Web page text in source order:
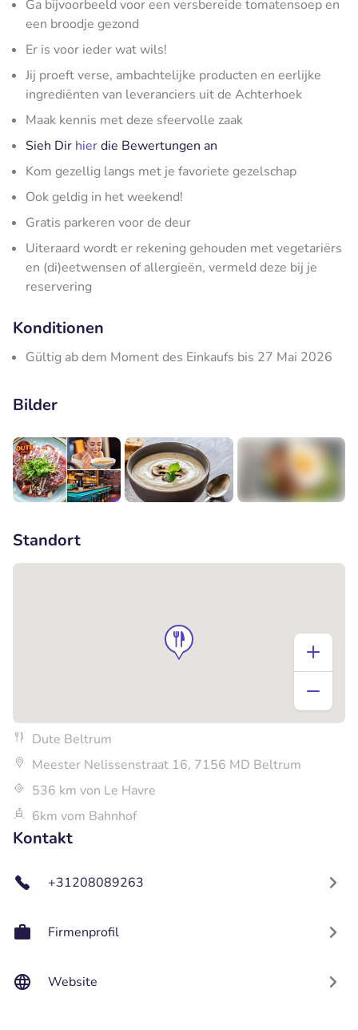
Ga bijvoorbeeld voor een versbereide tomatensoep en
een broodje gezond
Er is voor ieder wat wils!
Jij proeft verse, ambachtelijke producten en eerlijke
ingrediënten van leveranciers uit de Achterhoek
Maak kennis met deze sfeervolle zaak
Sieh Dir hierdie Bewertungen an
Kom gezellig langs met je favoriete gezelschap
Ook geldig in het weekend!
Gratis parkeren voor de deur
Uiteraard wordt er rekening gehouden met vegetariërs
en (di)eetwensen of allergieën, vermeld deze bij je
reservering
Konditionen
Gültig ab dem Moment des Einkaufs bis 27 Mai 2026
Bilder
Standort
Dute Beltrum
Meester Nelissenstraat 16, 7156 MD Beltrum
536 km von Le Havre
6km vom Bahnhof
Kontakt
+31208089263
Firmenprofil
Website